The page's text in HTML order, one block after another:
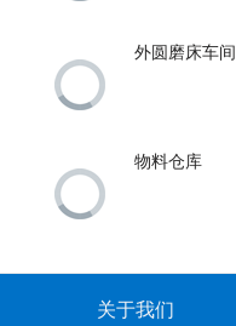
外圆磨床车间
物料仓库
关于我们